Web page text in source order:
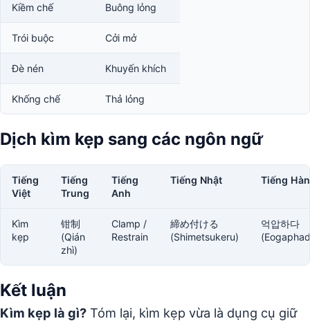
Kiềm chế Buông lỏng
Trói buộc Cởi mở
Đè nén Khuyến khích
Khống chế Thả lỏng
Dịch kìm kẹp sang các ngôn ngữ
Tiếng
Việt
Tiếng
Trung
Tiếng
Anh
Tiếng Nhật Tiếng Hàn
Kìm
kẹp
钳制
(Qián
zhì)
Clamp /
Restrain
締め付ける
(Shimetsukeru)
억압하다
Kết luận
Kìm kẹp là gì? Tóm lại, kìm kẹp vừa là dụng cụ giữ